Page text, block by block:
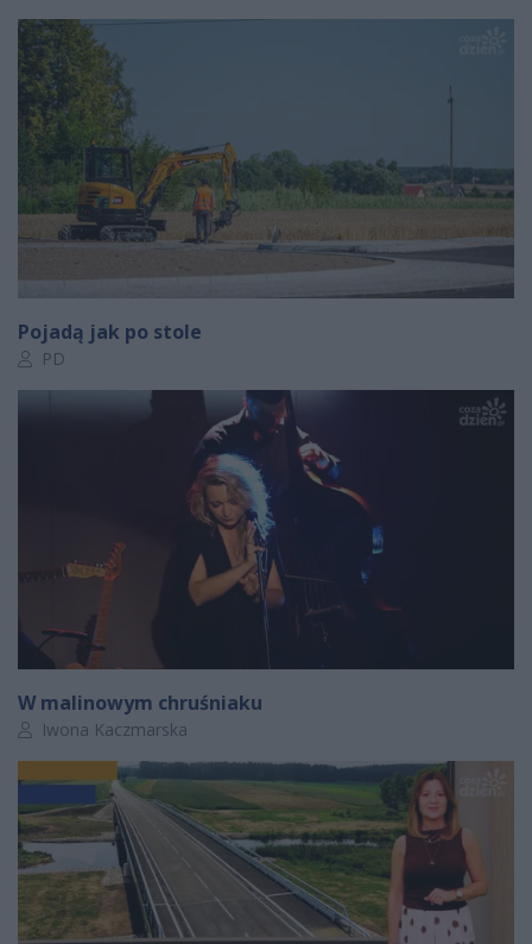
Pojadą jak po stole
Autor artykułu:
PD
W malinowym chruśniaku
Autor artykułu:
Iwona Kaczmarska